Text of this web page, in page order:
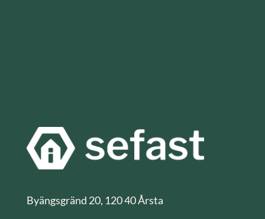
Byängsgränd 20, 120 40 Årsta